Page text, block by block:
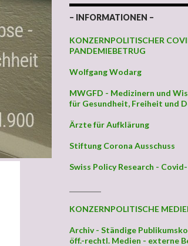
– INFORMATIONEN –
KONZERNPOLITISCHER
PANDEMIEBETRUG
Wolfgang Wodarg
MWGFD - Medizinern und
für Gesundheit, Freiheit und
Ärzte für Aufklärung
Stiftung Corona Ausschuss
Swiss Policy Research -
KONZERNPOLITISCHE
Archiv - Ständige
öff.-rechtl. Medien - externe